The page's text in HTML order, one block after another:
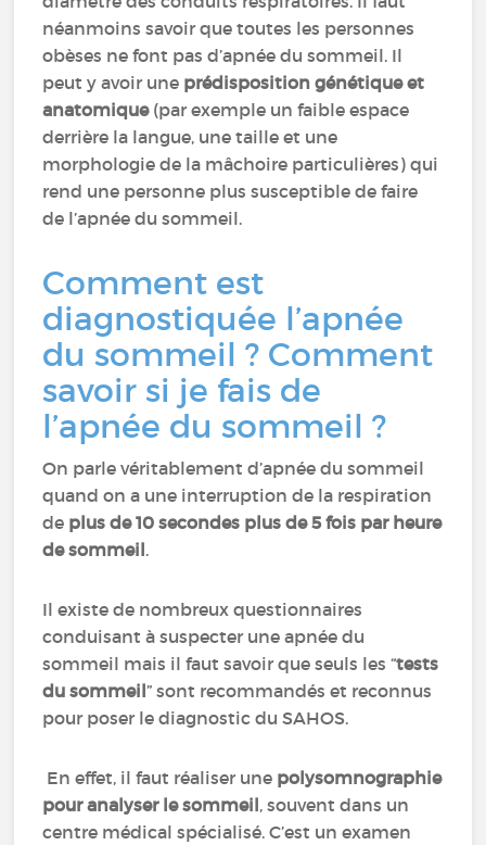
néanmoins savoir que toutes les personnes
obèses ne font pas d’apnée du sommeil. Il
peut y avoir une prédisposition génétique et
anatomique(par exemple un faible espace
derrière la langue, une taille et une
morphologie de la mâchoire particulières) qui
rend une personne plus susceptible de faire
de l’apnée du sommeil.
Comment est
diagnostiquée l’apnée
du sommeil ? Comment
savoir si je fais de
l’apnée du sommeil ?
On parle véritablement d’apnée du sommeil
quand on a une interruption de la respiration
de plus de 10 secondes plus de 5 fois par heure
de sommeil.
Il existe de nombreux questionnaires
conduisant à suspecter une apnée du
sommeil mais il faut savoir que seuls les “tests
du sommeil” sont recommandés et reconnus
pour poser le diagnostic du SAHOS.
En effet, il faut réaliser une polysomnographie
pour analyser le sommeil, souvent dans un
centre médical spécialisé. C’est un examen